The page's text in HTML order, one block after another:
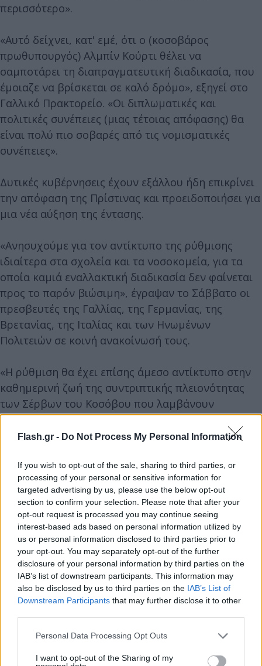
Flash.gr - Do Not Process My Personal Information
If you wish to opt-out of the sale, sharing to third parties, or
processing of your personal or sensitive information for
targeted advertising by us, please use the below opt-out
section to confirm your selection. Please note that after your
opt-out request is processed you may continue seeing
interest-based ads based on personal information utilized by
us or personal information disclosed to third parties prior to
your opt-out. You may separately opt-out of the further
disclosure of your personal information by third parties on the
IAB’s list of downstream participants. This information may
also be disclosed by us to third parties on the IAB’s List of
Downstream Participants that may further disclose it to other
Please note that this website/app uses one or more Google
not limited to your visit or usage behaviour. You may click to
Personal Data Processing Opt Outs
I want to opt-out of the Sharing of my
περισσότερο».
«Αυτό δείχνει, κατ' εμέ, ότι ο (κοσοβάρος
πρωθυπουργός) Αλμπίν Κούρτι θέλει να
σαμποτάρει τη διαπραγματευτική διαδικασία, που
έμοιαζε να βρίσκεται σε καλό δρόμο», εξηγεί στο
Γαλλικό Πρακτορείο. «Οι διπλωματικές και
πολιτικές συνέπειες (μιας τέτοιας απόφασης) θα
είναι πολύ πιο σοβαρές από τις νομισματικές
συνέπειες».
Δυτικές κυβέρνησεις έχουν εξάλλου ήδη επικρίνει
την απόφαση της Πρίστινας και προειδοποιήσει για
μια νέα αύξηση της έντασης.
«Ανησυχούμε για τον αντίκτυπο της ρύθμισης
ιδιαίτερα στα σχολεία και τα νοσοκομεία, για τα
οποία καμιά εναλλακτική διαδικασία δεν φαίνεται
προς το παρόν βιώσιμη», έγραψαν το Σάββατο οι
πρεσβευτές της Γαλλίας, της Γερμανίας, της
Βρετανίας, της Ιταλίας και των Ηνωμένων
Πολιτειών σε κοινή ανακοίνωσή τους.
«Η ρύθμιση θα έχει επίσης άμεσο αντίκτυπο στην
καθημερινή ζωή της συντριπτικής πλειονότητας
των Σέρβων του Κοσόβου που λαμβάνουν
καταθέσεις και οικονομική βοήθεια προερχόμενες
από τη Σερβία», προσθέτουν οι πρεσβευτές και
της ισχύος της ρύθμισης ώστε να επιτραπεί να
υπάρξει μια αρκετά μακρά μεταβατική περίοδος
και σαφής και αποτελεσματική δημόσια
επικοινωνία».
Όμως κανένας στην Πρίστινα δεν δίνει την
εντύπωση πως θέλει να κάνει πίσω, σημειώνει το
Γαλλικό Πρακτορείο. Οι κοσοβάρικες αρχές
παρουσίασαν αυτή τη νέα ρύθμιση ως μέσο μάχης
κατά της διαφθοράς, του ξεπλύματος χρημάτων
Ο αντιπρόεδρος της κυβέρνησης Μπεσνίκ Μπισλίμι